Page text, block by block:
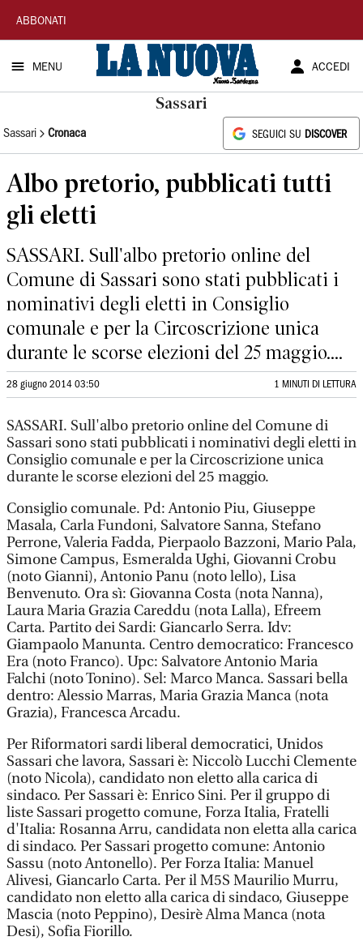
La
Nuova
Sardegna
ABBONATI
MENU ACCEDI
Sassari
Sassari Cronaca SEGUICI SU DISCOVER
Albo pretorio, pubblicati tutti
gli eletti
SASSARI. Sull'albo pretorio online del
Comune di Sassari sono stati pubblicati i
nominativi degli eletti in Consiglio
comunale e per la Circoscrizione unica
durante le scorse elezioni del 25 maggio....
28 giugno 2014 03:50 1 MINUTI DI LETTURA
SASSARI. Sull'albo pretorio online del Comune di
Sassari sono stati pubblicati i nominativi degli eletti in
Consiglio comunale e per la Circoscrizione unica
durante le scorse elezioni del 25 maggio.
Consiglio comunale. Pd: Antonio Piu, Giuseppe
Masala, Carla Fundoni, Salvatore Sanna, Stefano
Perrone, Valeria Fadda, Pierpaolo Bazzoni, Mario Pala,
Simone Campus, Esmeralda Ughi, Giovanni Crobu
(noto Gianni), Antonio Panu (noto lello), Lisa
Benvenuto. Ora sì: Giovanna Costa (nota Nanna),
Laura Maria Grazia Careddu (nota Lalla), Efreem
Carta. Partito dei Sardi: Giancarlo Serra. Idv:
Giampaolo Manunta. Centro democratico: Francesco
Era (noto Franco). Upc: Salvatore Antonio Maria
Falchi (noto Tonino). Sel: Marco Manca. Sassari bella
dentro: Alessio Marras, Maria Grazia Manca (nota
Grazia), Francesca Arcadu.
Per Riformatori sardi liberal democratici, Unidos
Sassari che lavora, Sassari è: Niccolò Lucchi Clemente
(noto Nicola), candidato non eletto alla carica di
sindaco. Per Sassari è: Enrico Sini. Per il gruppo di
liste Sassari progetto comune, Forza Italia, Fratelli
d'Italia: Rosanna Arru, candidata non eletta alla carica
di sindaco. Per Sassari progetto comune: Antonio
Sassu (noto Antonello). Per Forza Italia: Manuel
Alivesi, Giancarlo Carta. Per il M5S Maurilio Murru,
candidato non eletto alla carica di sindaco, Giuseppe
Mascia (noto Peppino), Desirè Alma Manca (nota
Desi), Sofia Fiorillo.